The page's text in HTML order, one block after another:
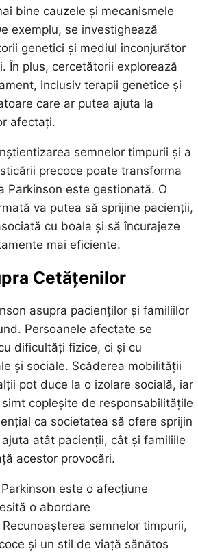
bine cauzele și mecanismele
exemplu, se investighează
genetici și mediul înconjurător
În plus, cercetătorii explorează
inclusiv terapii genetice și
care ar putea ajuta la
afectați.
semnelor timpurii și a
precoce poate transforma
Parkinson este gestionată. O
va putea să sprijine pacienții,
cu boala și să încurajeze
mai eficiente.
Cetățenilor
asupra pacienților și familiilor
Persoanele afectate se
dificultăți fizice, ci și cu
și sociale. Scăderea mobilității
pot duce la o izolare socială, iar
copleșite de responsabilitățile
ca societatea să ofere sprijin
atât pacienții, cât și familiile
acestor provocări.
este o afecțiune
o abordare
semnelor timpurii,
și un stil de viață sănătos